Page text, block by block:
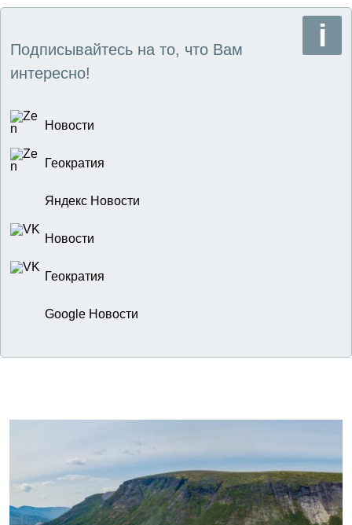
Подписывайтесь на то, что Вам
интересно!
Новости
Геократия
Яндекс Новости
Новости
Геократия
Google Новости